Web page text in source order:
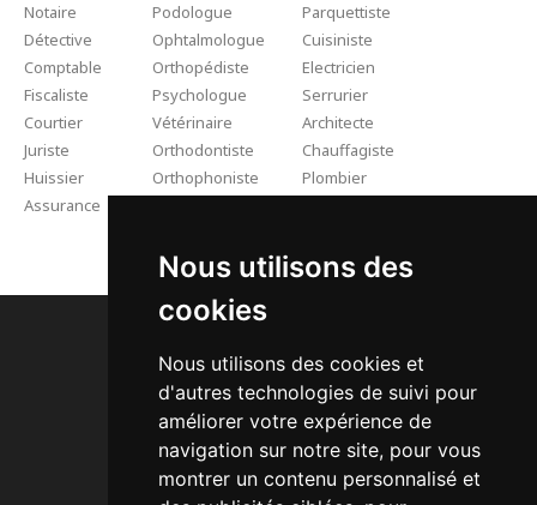
Nous utilisons des
cookies
Nous utilisons des cookies et
d'autres technologies de suivi pour
améliorer votre expérience de
navigation sur notre site, pour vous
montrer un contenu personnalisé et
Notaire
Détective
Comptable
Fiscaliste
Courtier
Juriste
Huissier
Assurance
Podologue
Ophtalmologue
Orthopédiste
Psychologue
Vétérinaire
Orthodontiste
Orthophoniste
Parquettiste
Cuisiniste
Electricien
Serrurier
Architecte
Chauffagiste
Plombier
Dossier de Presse
A Quoi ça Sert ?
Nos Packs SEO